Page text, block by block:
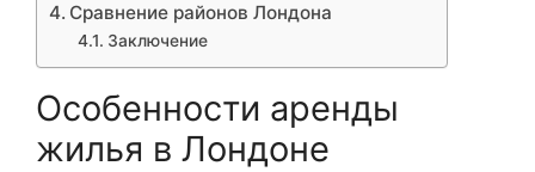
Сравнение районов Лондона
Заключение
Особенности аренды
жилья в Лондоне